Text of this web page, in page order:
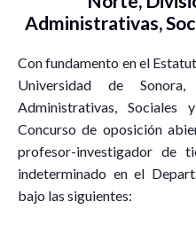
Administrativas,
Con fundamento en el
Universidad de
Administrativas, Sociales
Concurso de oposición
profesor-investigador de
indeterminado en el
bajo las siguientes: